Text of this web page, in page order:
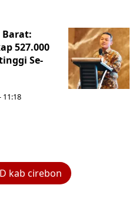
Barat:
527.000
Se-
11:18
kab cirebon